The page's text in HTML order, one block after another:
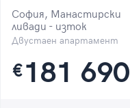
София, Манастирски
ливади - изток
Двустаен апартамент
€181 690